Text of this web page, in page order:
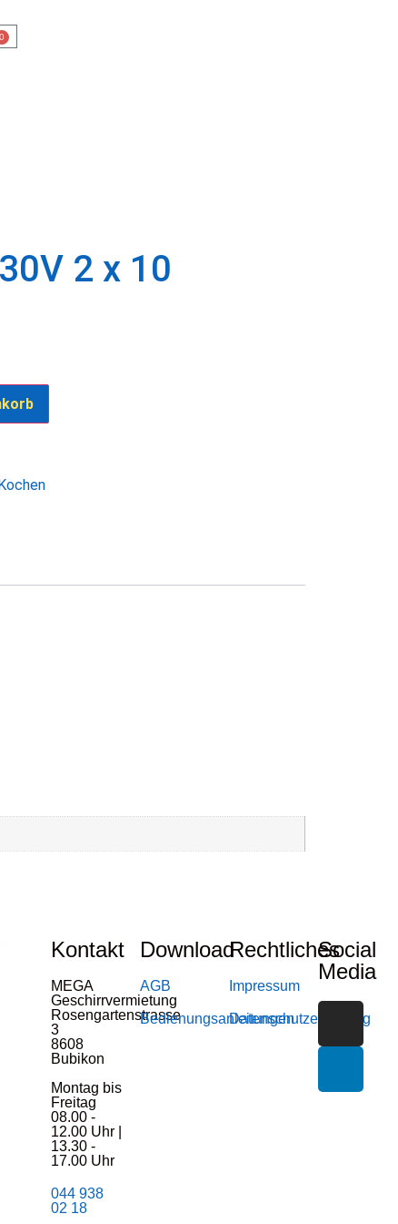
0
2 x 10
Kontakt
MEGA
Geschirrvermietung
Rosengartenstrasse
3
8608
Bubikon
Montag bis
Freitag
08.00 -
12.00 Uhr |
13.30 -
17.00 Uhr
044 938
02 18
Download
AGB
Bedienungsanleitungen
Rechtliches
Impressum
Datenschutzerklärung
Social
Media